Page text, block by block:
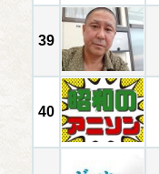
39
40